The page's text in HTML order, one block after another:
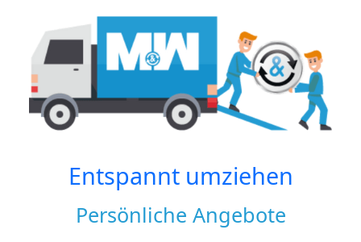
Entspannt umziehen
Persönliche Angebote